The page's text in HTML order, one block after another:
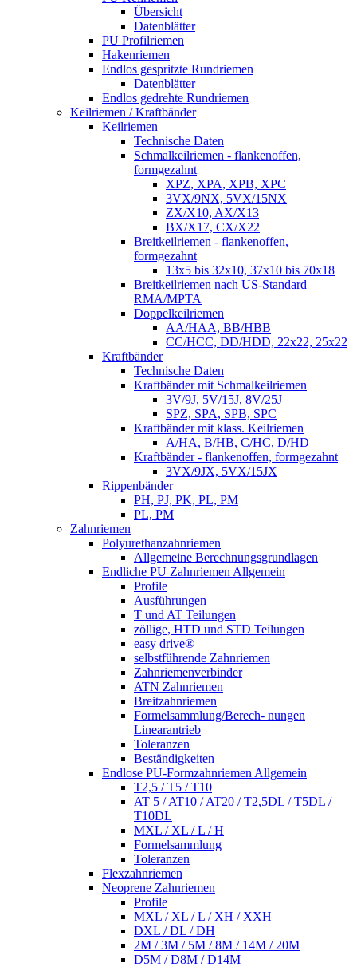
Übersicht
Datenblätter
PU Profilriemen
Hakenriemen
Endlos gespritzte Rundriemen
Datenblätter
Endlos gedrehte Rundriemen
Keilriemen / Kraftbänder
Keilriemen
Technische Daten
Schmalkeilriemen - flankenoffen,
formgezahnt
XPZ, XPA, XPB, XPC
3VX/9NX, 5VX/15NX
ZX/X10, AX/X13
BX/X17, CX/X22
Breitkeilriemen - flankenoffen,
formgezahnt
13x5 bis 32x10, 37x10 bis 70x18
Breitkeilriemen nach US-Standard
RMA/MPTA
Doppelkeilriemen
AA/HAA, BB/HBB
CC/HCC, DD/HDD, 22x22, 25x22
Kraftbänder
Technische Daten
Kraftbänder mit Schmalkeilriemen
3V/9J, 5V/15J, 8V/25J
SPZ, SPA, SPB, SPC
Kraftbänder mit klass. Keilriemen
A/HA, B/HB, C/HC, D/HD
Kraftbänder - flankenoffen, formgezahnt
3VX/9JX, 5VX/15JX
Rippenbänder
PH, PJ, PK, PL, PM
PL, PM
Zahnriemen
Polyurethanzahnriemen
Allgemeine Berechnungsgrundlagen
Endliche PU Zahnriemen Allgemein
Profile
Ausführungen
T und AT Teilungen
zöllige, HTD und STD Teilungen
easy drive®
selbstführende Zahnriemen
Zahnriemenverbinder
ATN Zahnriemen
Breitzahnriemen
Formelsammlung/Berech- nungen
Linearantrieb
Toleranzen
Beständigkeiten
Endlose PU-Formzahnriemen Allgemein
T2,5 / T5 / T10
AT 5 / AT10 / AT20 / T2,5DL / T5DL /
T10DL
MXL / XL / L / H
Formelsammlung
Toleranzen
Flexzahnriemen
Neoprene Zahnriemen
Profile
MXL / XL / L / XH / XXH
DXL / DL / DH
2M / 3M / 5M / 8M / 14M / 20M
D5M / D8M / D14M